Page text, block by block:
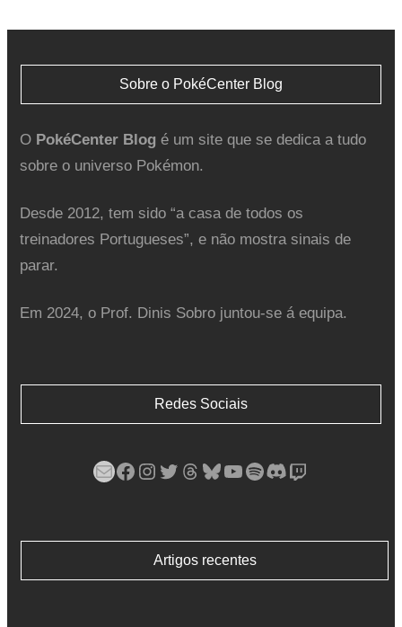
Sobre o PokéCenter Blog
O PokéCenter Blogé um site que se dedica a tudo
sobre o universo Pokémon.
Desde 2012, tem sido “a casa de todos os
treinadores Portugueses”, e não mostra sinais de
parar.
Em 2024, o Prof. Dinis Sobro juntou-se á equipa.
Redes Sociais
Mail Facebook Instagram Twitter Threads Bluesky YouTube Spotify Discord Twitch
Artigos recentes